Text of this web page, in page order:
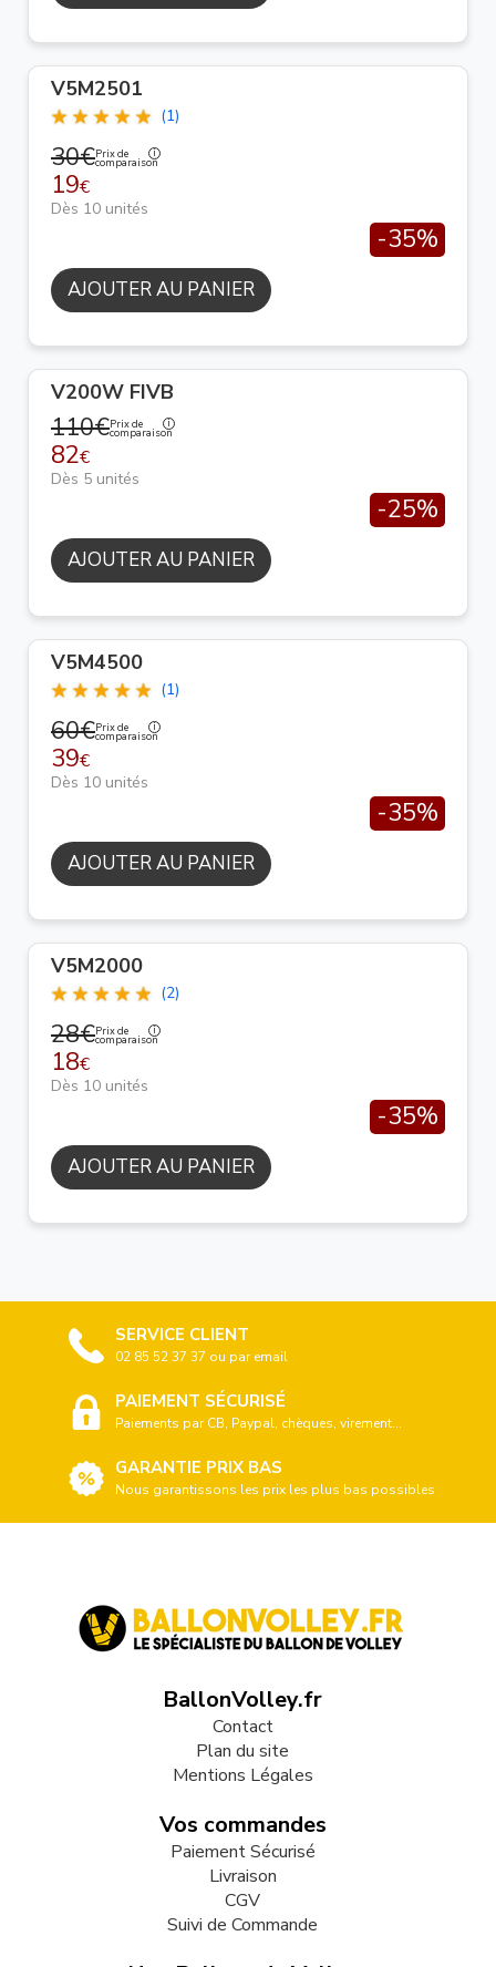
V5M2501
(1)
30€Prix de
comparaison
19€
Dès 10 unités
-35%
AJOUTER AU PANIER
V200W FIVB
110€Prix de
comparaison
82€
Dès 5 unités
-25%
AJOUTER AU PANIER
V5M4500
(1)
60€Prix de
comparaison
39€
Dès 10 unités
-35%
AJOUTER AU PANIER
V5M2000
(2)
28€Prix de
comparaison
18€
Dès 10 unités
-35%
AJOUTER AU PANIER
SERVICE CLIENT
02 85 52 37 37 ou par email
PAIEMENT SÉCURISÉ
Paiements par CB, Paypal, chèques, virement...
GARANTIE PRIX BAS
Nous garantissons les prix les plus bas possibles
BallonVolley.fr
Contact
Plan du site
Mentions Légales
Vos commandes
Paiement Sécurisé
Livraison
CGV
Suivi de Commande